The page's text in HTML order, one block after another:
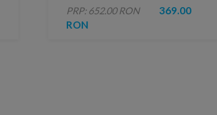
PRP: 652.00 RON
369.00
RON